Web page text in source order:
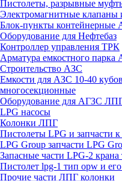
Пистолеты, разрывные
Электромагнитные клапаны
Блок-пункты контейнерные
Оборудование для Нефтебаз
Контроллер управления ТРК
Арматура емкостного парка
Строительство АЗС
Емкости для АЗС 10-40
многосекционные
Оборудование для АГЗС
LPG насосы
Колонки ЛПГ
Пистолеты LPG и запчасти
LPG Group запчасти LPG
Запасные части LPG-2
Пистолет lpg-1 тип opw и
Прочие части ЛПГ колонки